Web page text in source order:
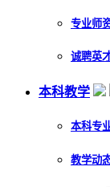
专业师
诚聘英
本科教学
本科专
教学动